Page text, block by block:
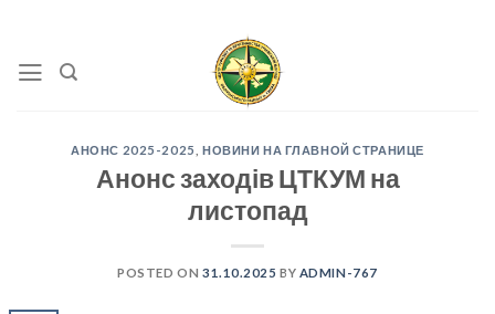
content
АНОНС 2025-2025 НОВИНИ НА ГЛАВНОЙ СТРАНИЦЕ
Анонс заходів ЦТКУМ на
листопад
POSTED ON 31.10.2025 BY ADMIN-767